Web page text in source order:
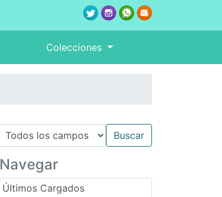
Colecciones
Navegar
Últimos Cargados